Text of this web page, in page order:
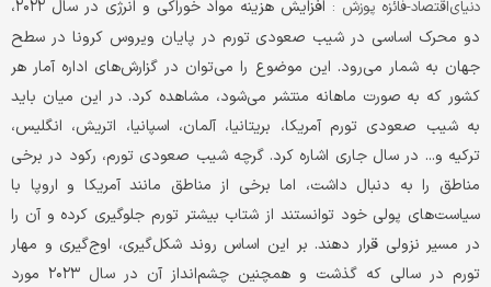
دنياي‌اقتصاد-فائزه پوزش :
افزایش هزینه مواد خوراکی و انرژی در سال ۲۰۲۲،
دو محرک اساسی در شیب صعودی تورم در پایان ویروس کرونا در سطح
جهان به شمار می‌رود. این موضوع را می‌توان در گزارش‌های اداره آمار هر
کشور که به صورت ماهانه منتشر می‌شود، مشاهده کرد. در این میان باید
به شیب صعودی تورم آمریکا، بریتانیا، آلمان، اسپانیا، اتریش، انگلیس،
ترکیه و... در سال جاری اشاره کرد. گرچه شیب صعودی تورم، رکود در برخی
مناطق را به دنبال داشت، اما برخی از مناطق مانند آمریکا و اروپا با
سیاست‌های پولی خود توانستند از شتاب بیشتر تورم جلوگیری کرده و آن را
در مسیر نزولی قرار دهند. بر این اساس روند شکل‌گیری، اوج‌گیری و مهار
تورم در سالی که گذشت و همچنین چشم‌انداز آن در سال ۲۰۲۳ مورد